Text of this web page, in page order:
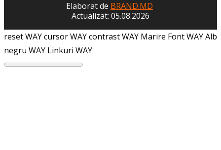
Elaborat de BRAND.MD
Actualizat: 05.08.2026
reset WAYcursor WAYcontrast WAY Marire Font WAYAlb
negru WAY Linkuri WAY